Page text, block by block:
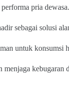
pria dewasa.
sebagai solusi
untuk konsumsi
kebugaran